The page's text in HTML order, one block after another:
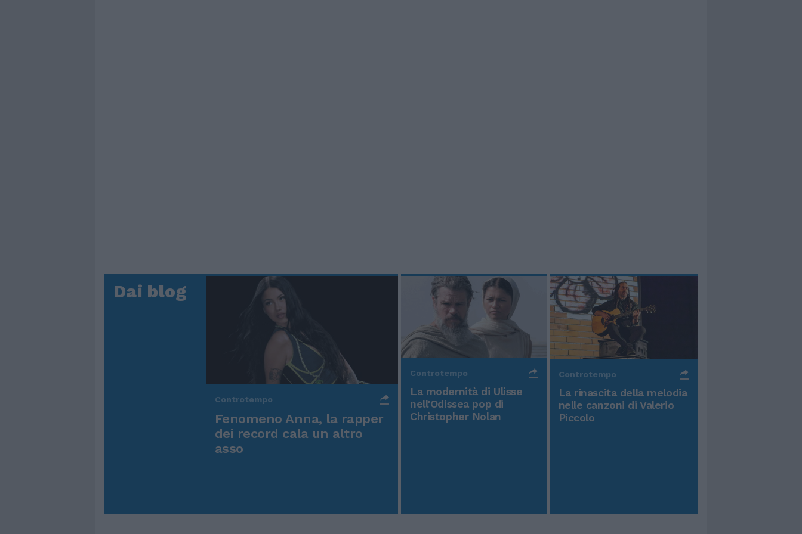
Dai blog
Controtempo
Fenomeno Anna, la rapper
dei record cala un altro
asso
Controtempo
La modernità di Ulisse
nell'Odissea pop di
Christopher Nolan
Controtempo
La rinascita della melodia
nelle canzoni di Valerio
Piccolo